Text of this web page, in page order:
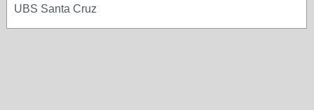
UBS Santa Cruz